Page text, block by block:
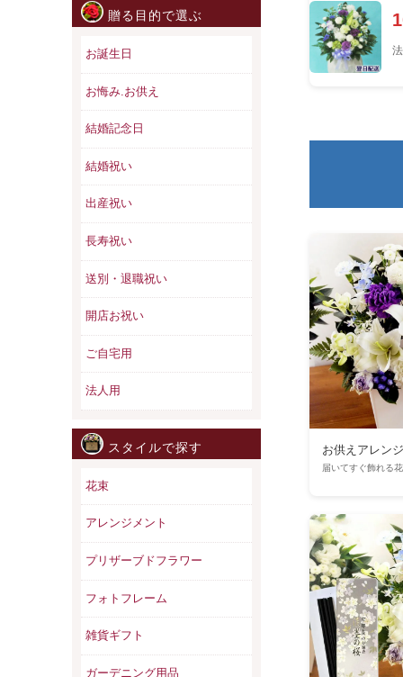
贈る目的で選ぶ
お誕生日
お悔み.お供え
結婚記念日
結婚祝い
出産祝い
長寿祝い
送別・退職祝い
開店お祝い
ご自宅用
法人用
スタイルで探す
花束
アレンジメント
プリザーブドフラワー
フォトフレーム
雑貨ギフト
ガーデニング用品
お供えアレン
届いてすぐ飾れる花